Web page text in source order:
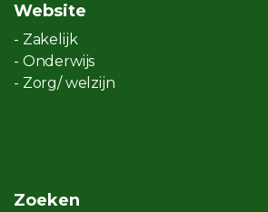
Website
- Zakelijk
- Onderwijs
- Zorg/ welzijn
Zoeken